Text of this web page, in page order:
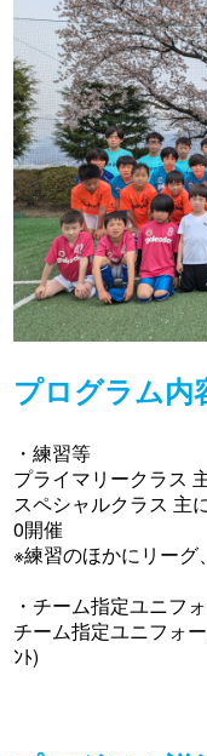
プログラム内
・練習等
プライマリークラス
スペシャルクラス 主
0開催
※練習のほかにリーグ
・チーム指定ユニフ
チーム指定ユニフォ
ﾝﾄ)